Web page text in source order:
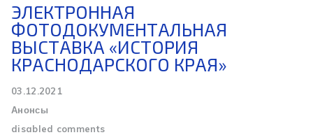
ЭЛЕКТРОННАЯ
ФОТОДОКУМЕНТАЛЬНАЯ
ВЫСТАВКА «ИСТОРИЯ
КРАСНОДАРСКОГО КРАЯ»
03.12.2021
Анонсы
disabled comments